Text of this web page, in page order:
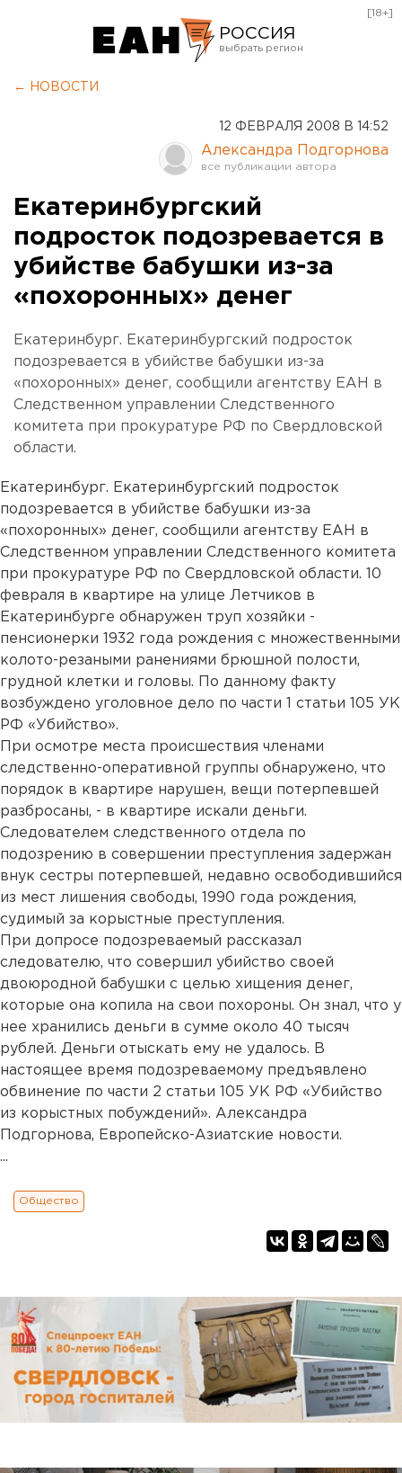
РОССИЯ
Оренбург
[18+]
← НОВОСТИ
12 ФЕВРАЛЯ 2008 В 14:52
Александра Подгорнова
Екатеринбургский
подросток подозревается в
убийстве бабушки из-за
«похоронных» денег
Екатеринбург. Екатеринбургский подросток
подозревается в убийстве бабушки из-за
«похоронных» денег, сообщили агентству ЕАН в
Следственном управлении Следственного
комитета при прокуратуре РФ по Свердловской
области.
Екатеринбург. Екатеринбургский подросток
подозревается в убийстве бабушки из-за
«похоронных» денег, сообщили агентству ЕАН в
Следственном управлении Следственного комитета
при прокуратуре РФ по Свердловской области. 10
февраля в квартире на улице Летчиков в
Екатеринбурге обнаружен труп хозяйки -
пенсионерки 1932 года рождения с множественными
колото-резаными ранениями брюшной полости,
грудной клетки и головы. По данному факту
возбуждено уголовное дело по части 1 статьи 105 УК
РФ «Убийство».
При осмотре места происшествия членами
следственно-оперативной группы обнаружено, что
порядок в квартире нарушен, вещи потерпевшей
разбросаны, - в квартире искали деньги.
Следователем следственного отдела по
подозрению в совершении преступления задержан
внук сестры потерпевшей, недавно освободившийся
из мест лишения свободы, 1990 года рождения,
судимый за корыстные преступления.
При допросе подозреваемый рассказал
следователю, что совершил убийство своей
двоюродной бабушки с целью хищения денег,
которые она копила на свои похороны. Он знал, что у
нее хранились деньги в сумме около 40 тысяч
рублей. Деньги отыскать ему не удалось. В
настоящее время подозреваемому предъявлено
обвинение по части 2 статьи 105 УК РФ «Убийство
из корыстных побуждений». Александра
Подгорнова, Европейско-Азиатские новости.
...
Общество